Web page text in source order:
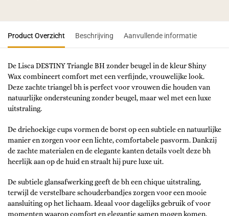
Product Overzicht Beschrijving Aanvullende informatie
De Lisca DESTINY Triangle BH zonder beugel in de kleur Shiny
Wax combineert comfort met een verfijnde, vrouwelijke look.
Deze zachte triangel bh is perfect voor vrouwen die houden van
natuurlijke ondersteuning zonder beugel, maar wel met een luxe
uitstraling.
De driehoekige cups vormen de borst op een subtiele en natuurlijke
manier en zorgen voor een lichte, comfortabele pasvorm. Dankzij
de zachte materialen en de elegante kanten details voelt deze bh
heerlijk aan op de huid en straalt hij pure luxe uit.
De subtiele glansafwerking geeft de bh een chique uitstraling,
terwijl de verstelbare schouderbandjes zorgen voor een mooie
aansluiting op het lichaam. Ideaal voor dagelijks gebruik of voor
momenten waarop comfort en elegantie samen mogen komen.